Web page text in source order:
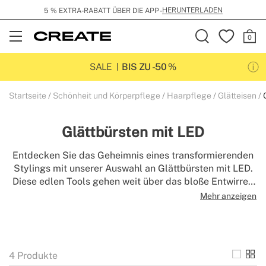
5 % EXTRA-RABATT ÜBER DIE APP -HERUNTERLADEN
Open
Menu
SALE
BIS ZU -50 %
Startseite Schönheit und Körperpflege Haarpflege Glätteisen
Glättbürsten mit LED
Entdecken Sie das Geheimnis eines transformierenden
Stylings mit unserer Auswahl an Glättbürsten mit LED.
Diese edlen Tools gehen weit über das bloße Entwirren
hinaus: Sie verfügen über eine aktive Lichttechnologie,
Selbstpflegeroutine aufzuwerten, und verbinden ein
ergonomisches, anspruchsvolles Design mit der
Mehr anzeigen
4 Produkte